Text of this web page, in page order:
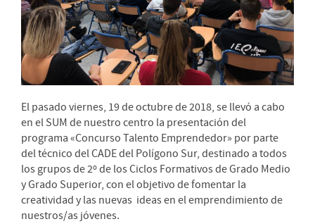
El pasado viernes, 19 de octubre de 2018, se llevó a cabo
en el SUM de nuestro centro la presentación del
programa «Concurso Talento Emprendedor» por parte
del técnico del CADE del Polígono Sur, destinado a todos
los grupos de 2º de los Ciclos Formativos de Grado Medio
y Grado Superior, con el objetivo de fomentar la
creatividad y las nuevas ideas en el emprendimiento de
nuestros/as jóvenes.